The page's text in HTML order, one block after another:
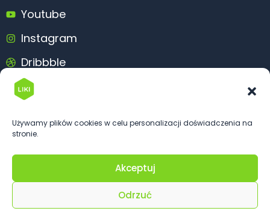
Używamy plików cookies w celu personalizacji doświadczenia na
stronie.
Akceptuj
Odrzuć
Youtube
Instagram
Dribbble
Behance
© 2026 Likims.com. All rights reserved